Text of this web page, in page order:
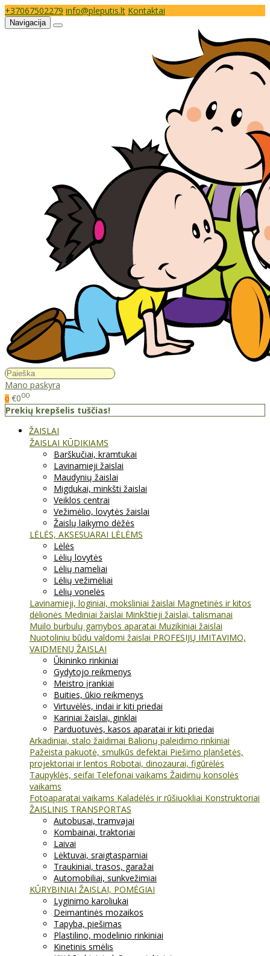
+37067502279 info@pleputis.lt Kontaktai
Navigacija
Mano paskyra
0 €000
Prekių krepšelis tuščias!
ŽAISLAI
ŽAISLAI KŪDIKIAMS
Barškučiai, kramtukai
Lavinamieji žaislai
Maudynių žaislai
Migdukai, minkšti žaislai
Veiklos centrai
Vežimėlio, lovytės žaislai
Žaislų laikymo dėžės
LĖLĖS, AKSESUARAI LĖLĖMS
Lėlės
Lėlių lovytės
Lėlių nameliai
Lėlių vežimėliai
Lėlių vonelės
Lavinamieji, loginiai, moksliniai žaislai Magnetinės ir kitos
dėlionės Mediniai žaislai Minkštieji žaislai, talismanai
Muilo burbulų gamybos aparatai Muzikiniai žaislai
Nuotoliniu būdu valdomi žaislai PROFESIJŲ IMITAVIMO,
VAIDMENŲ ŽAISLAI
Ūkininko rinkiniai
Gydytojo reikmenys
Meistro įrankiai
Buities, ūkio reikmenys
Virtuvėlės, indai ir kiti priedai
Kariniai žaislai, ginklai
Parduotuvės, kasos aparatai ir kiti priedai
Arkadiniai, stalo žaidimai Balionų paleidimo rinkiniai
Pažeista pakuotė, smulkūs defektai Piešimo planšetės,
projektoriai ir lentos Robotai, dinozaurai, figūrėlės
Taupyklės, seifai Telefonai vaikams Žaidimų konsolės
vaikams
Fotoaparatai vaikams Kaladėlės ir rūšiuokliai Konstruktoriai
ŽAISLINIS TRANSPORTAS
Autobusai, tramvajai
Kombainai, traktoriai
Laivai
Lėktuvai, sraigtasparniai
Traukiniai, trasos, garažai
Automobiliai, sunkvežimiai
KŪRYBINIAI ŽAISLAI, POMĖGIAI
Lyginimo karoliukai
Deimantinės mozaikos
Tapyba, piešimas
Plastilino, modelinio rinkiniai
Kinetinis smėlis